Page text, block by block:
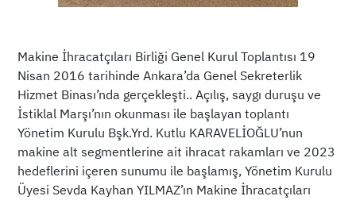
Makine İhracatçıları Birliği Genel Kurul Toplantısı 19
Nisan 2016 tarihinde Ankara’da Genel Sekreterlik
Hizmet Binası’nda gerçekleşti.. Açılış, saygı duruşu ve
İstiklal Marşı’nın okunması ile başlayan toplantı
Yönetim Kurulu Bşk.Yrd. Kutlu KARAVELİOĞLU’nun
makine alt segmentlerine ait ihracat rakamları ve 2023
hedeflerini içeren sunumu ile başlamış, Yönetim Kurulu
Üyesi Sevda Kayhan YILMAZ’ın Makine İhracatçıları